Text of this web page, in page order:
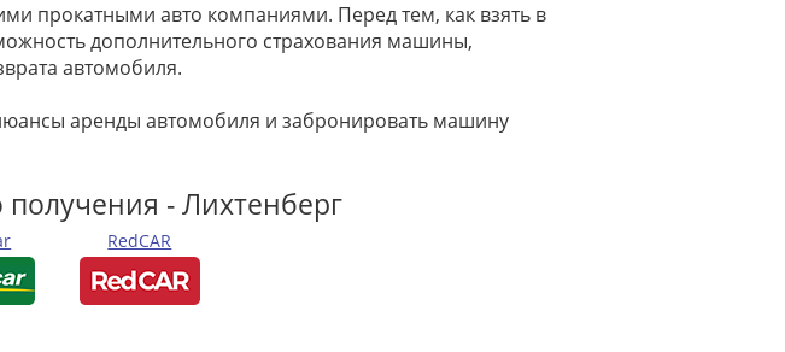
прокатными авто компаниями. Перед тем, как взять в
дополнительного страхования машины,
автомобиля.
аренды автомобиля и забронировать машину
- Лихтенберг
RedCAR